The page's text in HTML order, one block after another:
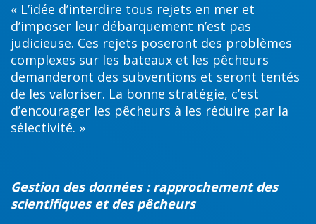
« L’idée d’interdire tous rejets en mer et
d’imposer leur débarquement n’est pas
judicieuse. Ces rejets poseront des problèmes
complexes sur les bateaux et les pêcheurs
demanderont des subventions et seront tentés
de les valoriser. La bonne stratégie, c’est
d’encourager les pêcheurs à les réduire par la
sélectivité. »
Gestion des données : rapprochement des
scientifiques et des pêcheurs